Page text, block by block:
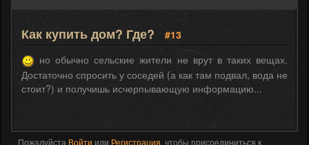
Как купить дом? Где?
#13
но обычно сельские жители не врут в таких вещах.
Достаточно спросить у соседей (а как там подвал, вода не
стоит?) и получишь исчерпывающую информацию...
Пожалуйста Войти или Регистрация, чтобы присоединиться к